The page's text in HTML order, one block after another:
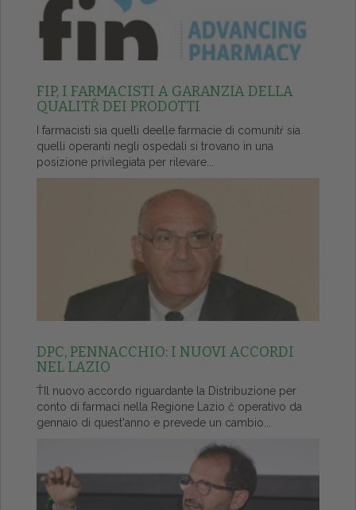
FIP, I FARMACISTI A GARANZIA DELLA
QUALITŔ DEI PRODOTTI
I farmacisti sia quelli deelle farmacie di comunitŕ sia
quelli operanti negli ospedali si trovano in una
posizione privilegiata per rilevare...
DPC, PENNACCHIO: I NUOVI ACCORDI
NEL LAZIO
ŤIl nuovo accordo riguardante la Distribuzione per
conto di farmaci nella Regione Lazio č operativo da
gennaio di quest'anno e prevede un cambio...